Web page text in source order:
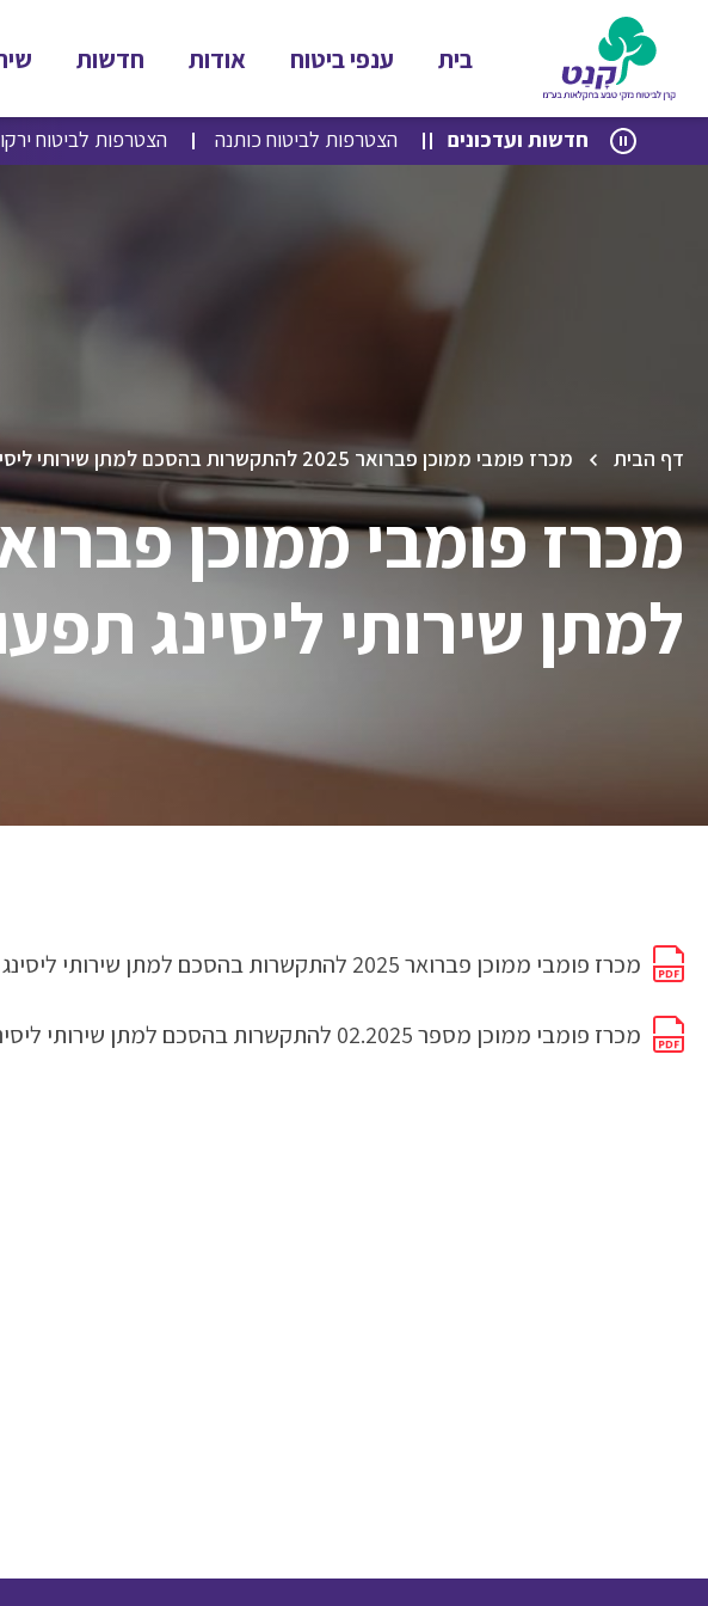
לתוכן
לניווט
בית ענפי ביטוח אודות חדשות
חדשות ועדכונים הצטרפות לביטוח כותנה הצטרפות לביטוח
דף הבית מכרז פומבי ממוכן פברואר 2025 להתקשרות בהסכם למתן שירותי ליסינג תפעולי עבור קנט
למתן שירותי ליסינג
מכרז פומבי ממוכן פברואר 2025 להתקשרות בהסכם למתן שירותי ליסינג תפעולי עבור קנט
מכרז פומבי ממוכן מספר 02.2025 להתקשרות בהסכם למתן שירותי ליסינג תפעולי עבור קנט